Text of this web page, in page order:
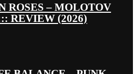
ROSES – MOLOTOV
REVIEW (2026)